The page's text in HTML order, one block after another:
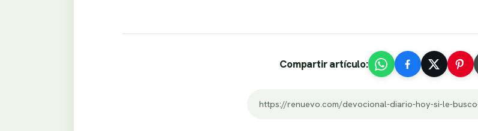
Compartir artículo: